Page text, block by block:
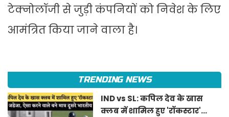
टेक्नोलॉजी से जुड़ी कंपनियों को निवेश के लिए
आमंत्रित किया जाने वाला है।
TRENDING NEWS
IND vs SL: कपिल देव के खास
क्लब में शामिल हुए 'रॉकस्टार'